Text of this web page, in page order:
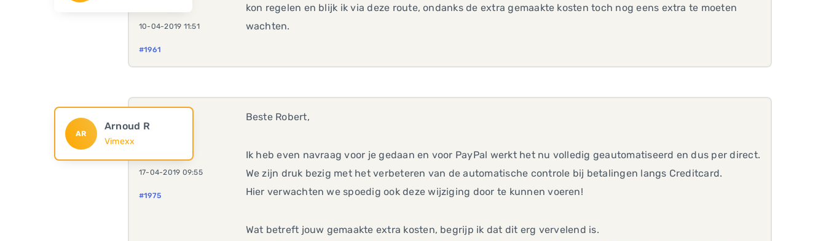
10-04-2019 11:51
#1961
kon regelen en blijk ik via deze route, ondanks de extra gemaakte kosten toch nog eens extra te moeten
wachten.
AR
Arnoud R
Vimexx
17-04-2019 09:55
#1975
Beste Robert,
Ik heb even navraag voor je gedaan en voor PayPal werkt het nu volledig geautomatiseerd en dus per direct.
We zijn druk bezig met het verbeteren van de automatische controle bij betalingen langs Creditcard.
Hier verwachten we spoedig ook deze wijziging door te kunnen voeren!
Wat betreft jouw gemaakte extra kosten, begrijp ik dat dit erg vervelend is.